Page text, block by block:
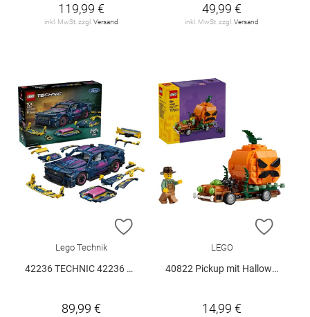
119,99 €
inkl. MwSt. zzgl. Versand
49,99 €
inkl. MwSt. zzgl. Versand
ZUR WUNSCHLISTE HINZUFÜGEN
Lego Technik
42236 TECHNIC 42236 V29
89,99 €
ZUR
LEGO
40822 Pickup mit Halloweenkürbis V29
14,99 €